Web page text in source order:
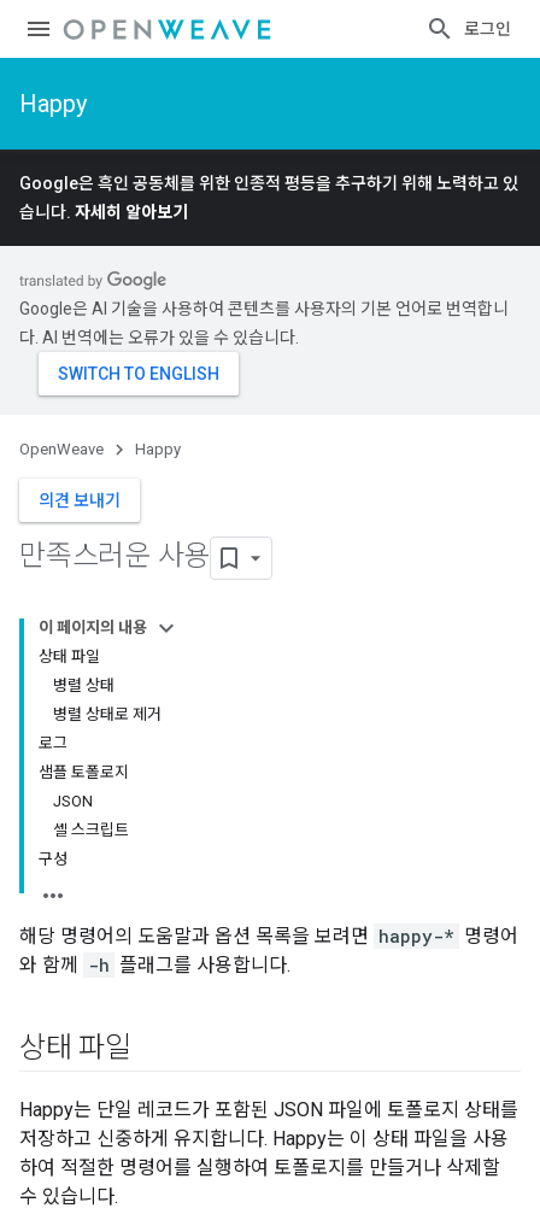
로그인
Happy
Google은 흑인 공동체를 위한 인종적 평등을 추구하기 위해 노력하고 있
습니다. 자세히 알아보기
Google은 AI 기술을 사용하여 콘텐츠를 사용자의 기본 언어로 번역합니
다. AI 번역에는 오류가 있을 수 있습니다.
OpenWeave Happy
의견 보내기
만족스러운 사용
이 페이지의 내용
상태 파일
병렬 상태
병렬 상태로 제거
로그
샘플 토폴로지
JSON
셸 스크립트
구성
해당 명령어의 도움말과 옵션 목록을 보려면 happy-* 명령어
와 함께
-h 플래그를 사용합니다.
상태 파일
Happy는 단일 레코드가 포함된 JSON 파일에 토폴로지 상태를
저장하고 신중하게 유지합니다. Happy는 이 상태 파일을 사용
하여 적절한 명령어를 실행하여 토폴로지를 만들거나 삭제할
수 있습니다.